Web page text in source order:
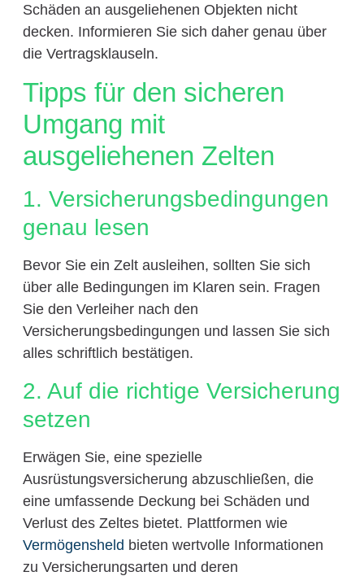
Schäden an ausgeliehenen Objekten nicht
decken. Informieren Sie sich daher genau über
die Vertragsklauseln.
Tipps für den sicheren
Umgang mit
ausgeliehenen Zelten
1. Versicherungsbedingungen
genau lesen
Bevor Sie ein Zelt ausleihen, sollten Sie sich
über alle Bedingungen im Klaren sein. Fragen
Sie den Verleiher nach den
Versicherungsbedingungen und lassen Sie sich
alles schriftlich bestätigen.
2. Auf die richtige Versicherung
setzen
Erwägen Sie, eine spezielle
Ausrüstungsversicherung abzuschließen, die
eine umfassende Deckung bei Schäden und
Verlust des Zeltes bietet. Plattformen wie
Vermögensheld bieten wertvolle Informationen
zu Versicherungsarten und deren